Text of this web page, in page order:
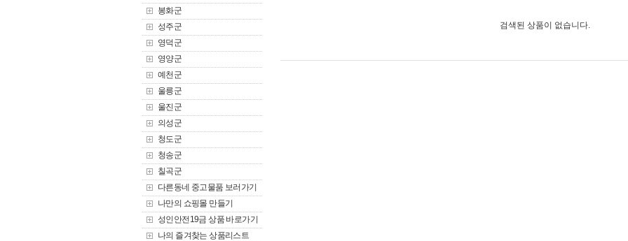
봉화군
성주군
영덕군
영양군
예천군
울릉군
울진군
의성군
청도군
청송군
칠곡군
다른동네 중고물품 보러가기
나만의 쇼핑몰 만들기
성인안전19금 상품 바로가기
나의 즐겨찾는 상품리스트
검색된 상품이 없습니다.